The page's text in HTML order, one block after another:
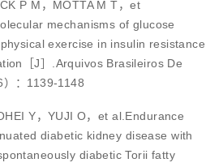
P M，MOTTA M T，et
mechanisms of glucose
exercise in insulin resistance
［J］.Arquivos Brasileiros De
：1139-1148
Y，YUJI O，et al.Endurance
diabetic kidney disease with
diabetic Torii fatty